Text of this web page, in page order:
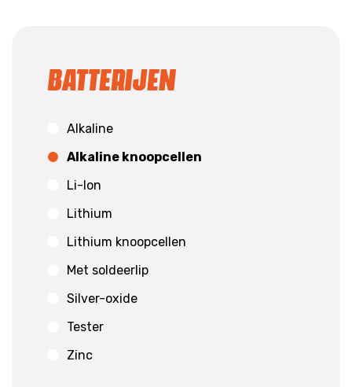
Batterijen
Alkaline
Alkaline knoopcellen
Li-Ion
Lithium
Lithium knoopcellen
Met soldeerlip
Silver-oxide
Tester
Zinc